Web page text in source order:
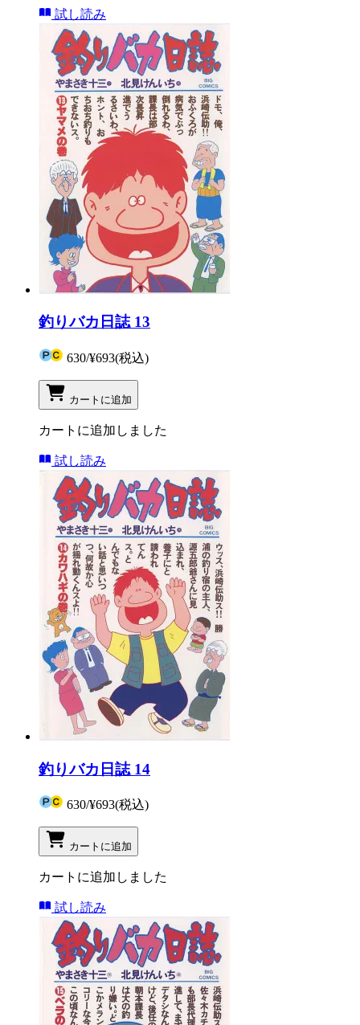
試し読み
釣りバカ日誌 13
630/¥693(税込)
カートに追加
カートに追加しました
試し読み
釣りバカ日誌 14
630/¥693(税込)
カートに追加
カートに追加しました
試し読み